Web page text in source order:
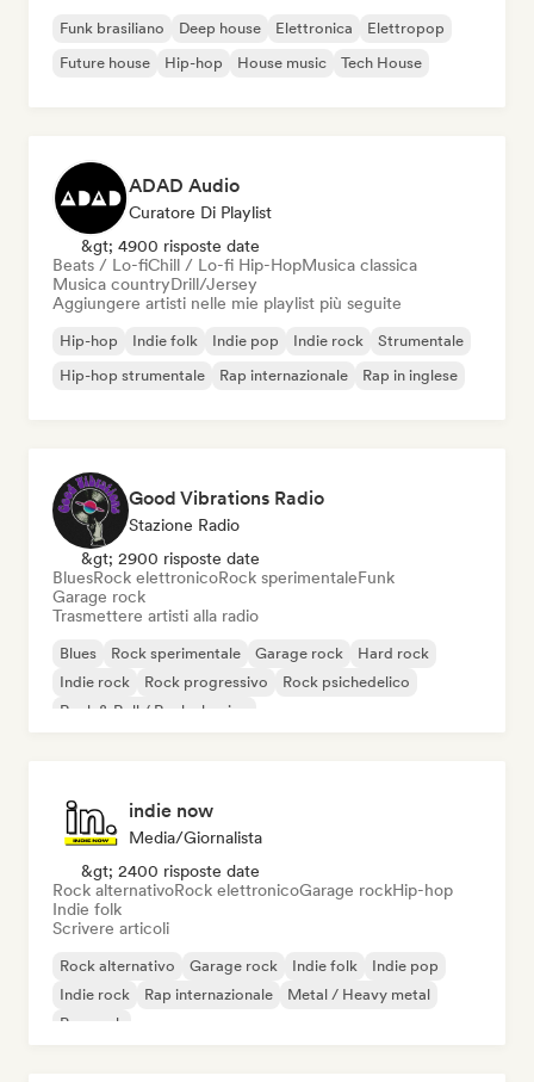
Funk brasiliano Deep house Elettronica
Elettropop
Future house
Hip-hop House music Tech House
ADAD Audio
Curatore Di Playlist
&gt; 4900 risposte date
Beats / Lo-fiChill / Lo-fi Hip-HopMusica classica
Musica countryDrill/Jersey
Aggiungere artisti nelle mie playlist più seguite
Hip-hop Indie folk Indie pop Indie rock
Strumentale
Hip-hop strumentale
Rap internazionale Rap in inglese
Good Vibrations Radio
Stazione Radio
&gt; 2900 risposte date
BluesRock elettronicoRock sperimentaleFunk
Garage rock
Trasmettere artisti alla radio
Blues Rock sperimentale Garage rock
Hard rock
Indie rock
Rock progressivo
Rock psichedelico
Rock & Roll / Rock classico
indie now
Media/Giornalista
&gt; 2400 risposte date
Rock alternativoRock elettronicoGarage rockHip-hop
Indie folk
Scrivere articoli
Rock alternativo Garage rock Indie folk
Indie pop
Indie rock
Rap internazionale
Metal / Heavy metal
Pop rock